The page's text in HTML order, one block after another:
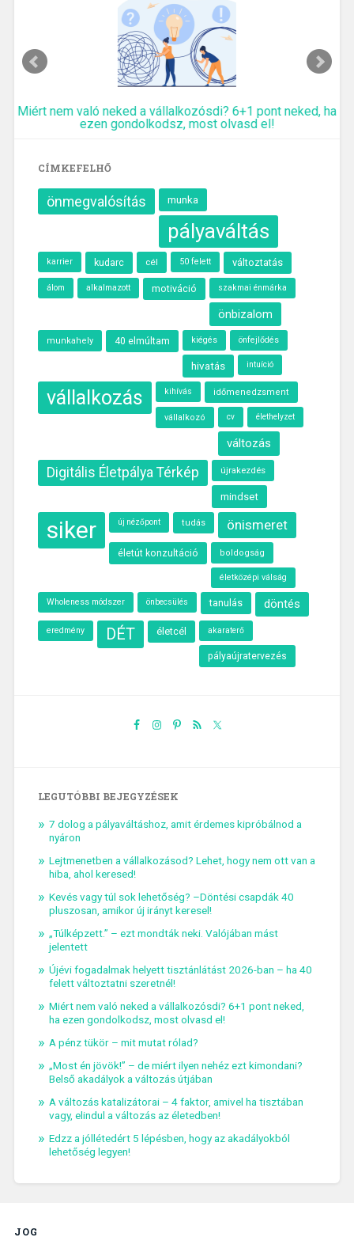
Miért nem való neked a vállalkozósdi? 6+1 pont neked, ha
ezen gondolkodsz, most olvasd el!
CÍMKEFELHŐ
önmegvalósítás munka
pályaváltás
karrier kudarc cél 50 felett változtatás
álom alkalmazott motiváció szakmai énmárka
önbizalom
munkahely 40 elmúltam kiégés önfejlődés
hivatás intuíció
vállalkozás kihívás időmenedzsment
vállalkozó cv élethelyzet
változás
Digitális Életpálya Térkép újrakezdés
mindset
siker új nézőpont tudás önismeret
életút konzultáció boldogság
életközépi válság
Wholeness módszer önbecsülés tanulás döntés
eredmény DÉT életcél akaraterő
pályaújratervezés
LEGUTÓBBI BEJEGYZÉSEK
7 dolog a pályaváltáshoz, amit érdemes kipróbálnod a
nyáron
Lejtmenetben a vállalkozásod? Lehet, hogy nem ott van a
hiba, ahol keresed!
Kevés vagy túl sok lehetőség? –Döntési csapdák 40
pluszosan, amikor új irányt keresel!
„Túlképzett.” – ezt mondták neki. Valójában mást
jelentett
Újévi fogadalmak helyett tisztánlátást 2026-ban – ha 40
felett változtatni szeretnél!
Miért nem való neked a vállalkozósdi? 6+1 pont neked,
ha ezen gondolkodsz, most olvasd el!
A pénz tükör – mit mutat rólad?
„Most én jövök!” – de miért ilyen nehéz ezt kimondani?
Belső akadályok a változás útjában
A változás katalizátorai – 4 faktor, amivel ha tisztában
vagy, elindul a változás az életedben!
Edzz a jóllétedért 5 lépésben, hogy az akadályokból
lehetőség legyen!
JOG